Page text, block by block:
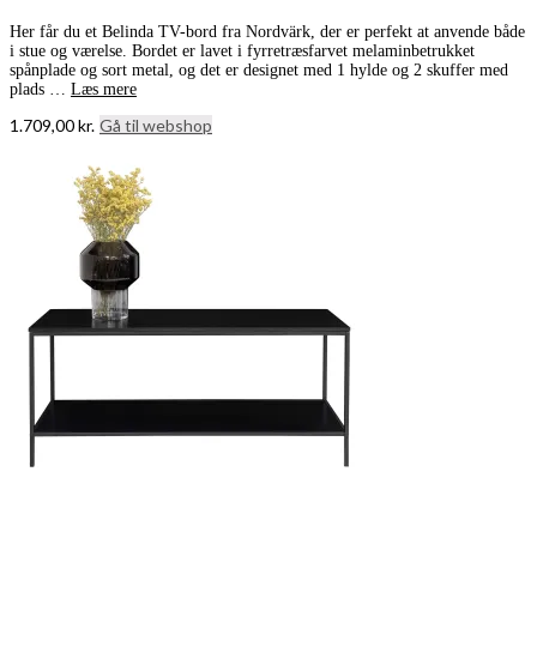
Her får du et Belinda TV-bord fra Nordvärk, der er perfekt at anvende både
i stue og værelse. Bordet er lavet i fyrretræsfarvet melaminbetrukket
spånplade og sort metal, og det er designet med 1 hylde og 2 skuffer med
plads … Læs mere
1.709,00kr. Gå til webshop